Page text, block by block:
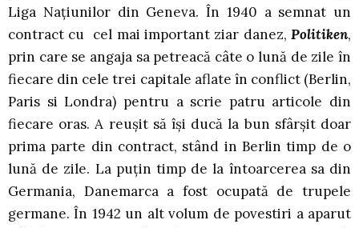
Liga Naţiunilor din Geneva. În 1940 a semnat un
contract cu cel mai important ziar danez, Politiken,
prin care se angaja sa petreacă câte o lună de zile în
fiecare din cele trei capitale aflate în conflict (Berlin,
Paris si Londra) pentru a scrie patru articole din
fiecare oras. A reuşit să îşi ducă la bun sfârşit doar
prima parte din contract, stând in Berlin timp de o
lună de zile. La puţin timp de la întoarcerea sa din
Germania, Danemarca a fost ocupată de trupele
germane. În 1942 un alt volum de povestiri a aparut